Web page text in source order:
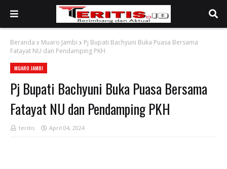
Beranda Muaro Jambi
Pj Bupati Bachyuni Buka Puasa Bersama
Fatayat NU dan Pendamping PKH
MUARO JAMBI
Pj Bupati Bachyuni Buka Puasa Bersama
Fatayat NU dan Pendamping PKH
teritis April 04, 2024